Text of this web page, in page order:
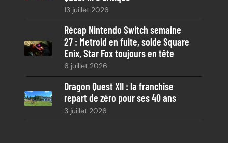
13 juillet 2026
Récap Nintendo Switch semaine
27 : Metroid en fuite, solde Square
Enix, Star Fox toujours en tête
6 juillet 2026
Dragon Quest XII : la franchise
repart de zéro pour ses 40 ans
3 juillet 2026